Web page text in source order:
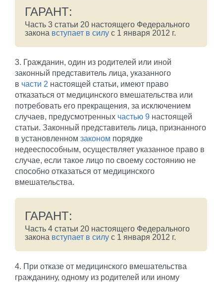
ГАРАНТ:
Часть 3 статьи 20 настоящего Федерального
закона вступает в силу с 1 января 2012 г.
3. Гражданин, один из родителей или иной
законный представитель лица, указанного
в части 2 настоящей статьи, имеют право
отказаться от медицинского вмешательства или
потребовать его прекращения, за исключением
случаев, предусмотренных частью 9 настоящей
статьи. Законный представитель лица, признанного
в установленном законом порядке
недееспособным, осуществляет указанное право в
случае, если такое лицо по своему состоянию не
способно отказаться от медицинского
вмешательства.
ГАРАНТ:
Часть 4 статьи 20 настоящего Федерального
закона вступает в силу с 1 января 2012 г.
4. При отказе от медицинского вмешательства
гражданину, одному из родителей или иному